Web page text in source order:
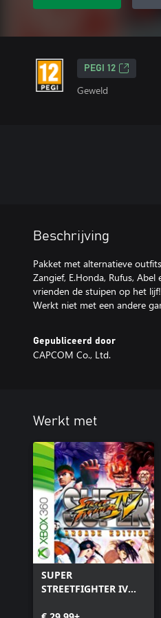
PEGI 12
Geweld
Beschrijving
Pakket met alternatieve
Zangief, E.Honda, Rufus,
vrienden de stuipen op het
Werkt niet met een andere
Gepubliceerd door
CAPCOM Co., Ltd.
Werkt met
SUPER
STREETFIGHTER IV